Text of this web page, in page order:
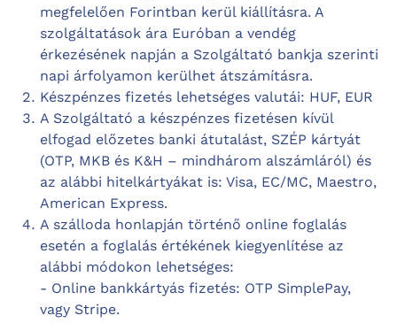
megfelelően Forintban kerül kiállításra. A
szolgáltatások ára Euróban a vendég
érkezésének napján a Szolgáltató bankja szerinti
napi árfolyamon kerülhet átszámításra.
Készpénzes fizetés lehetséges valutái: HUF, EUR
A Szolgáltató a készpénzes fizetésen kívül
elfogad előzetes banki átutalást, SZÉP kártyát
(OTP, MKB és K&H – mindhárom alszámláról) és
az alábbi hitelkártyákat is: Visa, EC/MC, Maestro,
American Express.
A szálloda honlapján történő online foglalás
esetén a foglalás értékének kiegyenlítése az
alábbi módokon lehetséges:
- Online bankkártyás fizetés: OTP SimplePay,
vagy Stripe.